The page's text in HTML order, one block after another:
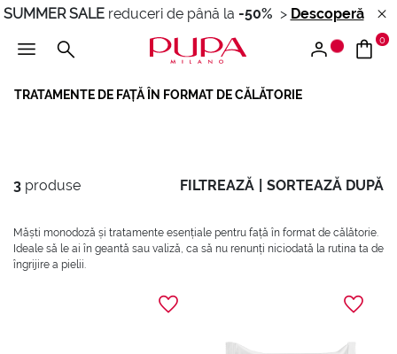
SUMMER SALEreduceri de până la -50% > Descoperă
0
TRATAMENTE DE FAȚĂ ÎN FORMAT DE CĂLĂTORIE
3 produse FILTREAZĂ SORTEAZĂ DUPĂ
Măști monodoză și tratamente esențiale pentru față în format de călătorie.
Ideale să le ai în geantă sau valiză, ca să nu renunți niciodată la rutina ta de
îngrijire a pielii.